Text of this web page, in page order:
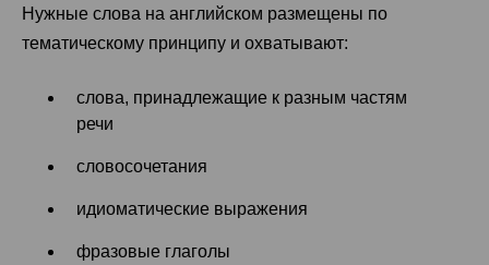
Нужные слова на английском размещены по
тематическому принципу и охватывают:
слова, принадлежащие к разным частям
речи
словосочетания
идиоматические выражения
фразовые глаголы